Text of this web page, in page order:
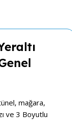
mağara,
ve 3 Boyutlu